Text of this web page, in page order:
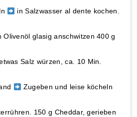
in Salzwasser al dente kochen.
Olivenöl glasig anschwitzen 400 g
Salz würzen, ca. 10 Min.
Zugeben und leise köcheln
150 g Cheddar, gerieben